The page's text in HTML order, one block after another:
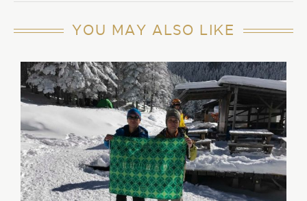
YOU MAY ALSO LIKE